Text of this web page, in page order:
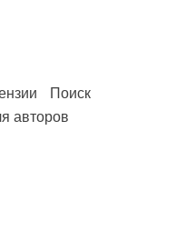
Поиск
авторов